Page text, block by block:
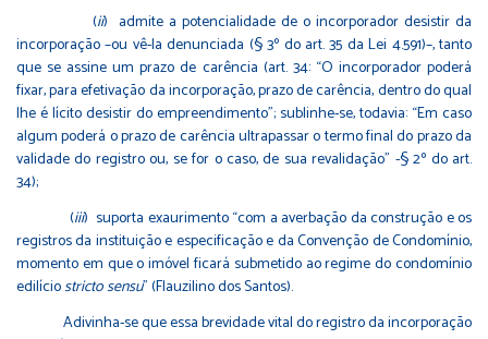
(ii) admite a potencialidade de o incorporador desistir da
incorporação –ou vê-la denunciada (§ 3º do art. 35 da Lei 4.591)–, tanto
que se assine um prazo de carência (art. 34: “O incorporador poderá
fixar, para efetivação da incorporação, prazo de carência, dentro do qual
lhe é lícito desistir do empreendimento”; sublinhe-se, todavia: “Em caso
algum poderá o prazo de carência ultrapassar o termo final do prazo da
validade do registro ou, se for o caso, de sua revalidação” -§ 2º do art.
34);
(iii) suporta exaurimento “com a averbação da construção e os
registros da instituição e especificação e da Convenção de Condomínio,
momento em que o imóvel ficará submetido ao regime do condomínio
edilíciostricto sensu” (Flauzilino dos Santos).
Adivinha-se que essa brevidade vital do registro da incorporação